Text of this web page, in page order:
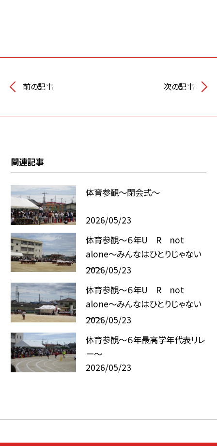
前の記事 次の記事
関連記事
体育参観～閉会式～
2026/05/23
体育参観～６年U R not
alone～みんなはひとりじゃない
～～
2026/05/23
体育参観～６年U R not
alone～みんなはひとりじゃない
～～
2026/05/23
体育参観～６年最高学年代表リレ
ー～
2026/05/23